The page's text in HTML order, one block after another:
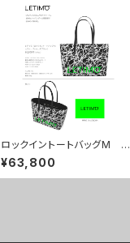
ロックイントートバッグM カ
ラー/ブレインズブラック ■
配送まで約１か月
¥63,800